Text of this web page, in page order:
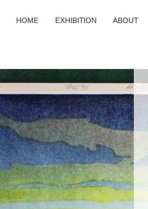
HOME ​EXHIBITION ABOUT